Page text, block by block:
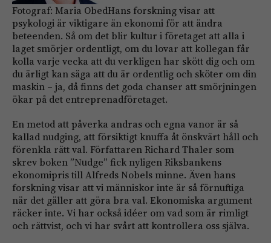
Fotograf: Maria ObedHans forskning visar att
psykologi är viktigare än ekonomi för att ändra
beteenden. Så om det blir kultur i företaget att alla i
laget smörjer ordentligt, om du lovar att kollegan får
kolla varje vecka att du verkligen har skött dig och om
du ärligt kan säga att du är ordentlig och sköter om din
maskin – ja, då finns det goda chanser att smörjningen
ökar på det entreprenadföretaget.
En metod att påverka andras och egna vanor är så
kallad nudging, att försiktigt knuffa åt önskvärt håll och
förenkla rätt val. Författaren Richard Thaler som
skrev boken ”Nudge” fick nyligen Riksbankens
ekonomipris till Alfreds Nobels minne. Även hans
forskning visar att vi människor inte är så förnuftiga
när det gäller att göra bra val. Ekonomiska argument
räcker inte. Vi har också idéer om vad som är rimligt
och rättvist, och vi har svårt att kontrollera oss själva.